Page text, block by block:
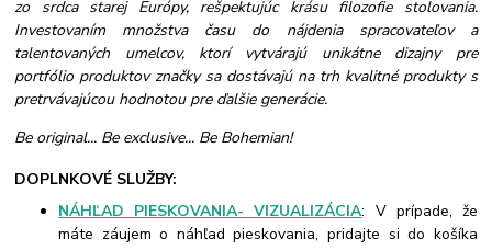
zo srdca starej Európy, rešpektujúc krásu filozofie stolovania.
Investovaním množstva času do nájdenia spracovateľov a
talentovaných umelcov, ktorí vytvárajú unikátne dizajny pre
portfólio produktov značky sa dostávajú na trh kvalitné produkty s
pretrvávajúcou hodnotou pre ďalšie generácie.
Be original... Be exclusive... Be Bohemian!
DOPLNKOVÉ SLUŽBY:
NÁHĽAD PIESKOVANIA- VIZUALIZÁCIA: V prípade, že
máte záujem o náhľad pieskovania, pridajte si do košíka